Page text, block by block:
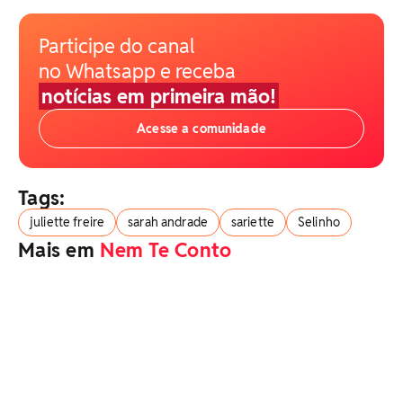
Participe do canal
no Whatsapp e receba
notícias em primeira mão!
Acesse a comunidade
Tags:
juliette freire sarah andrade sariette Selinho
Mais em Nem Te Conto